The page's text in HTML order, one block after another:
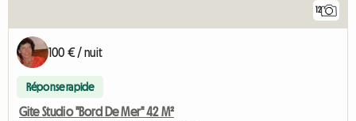
12
100 € / nuit
Réponse rapide
Gite Studio "Bord De Mer" 42 M²